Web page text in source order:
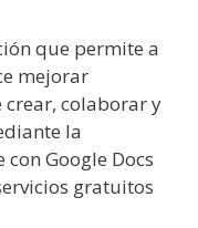
que permite a
mejorar
colaborar y
la
Google Docs
gratuitos